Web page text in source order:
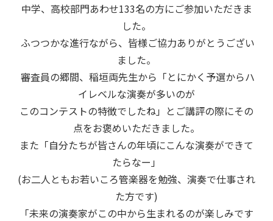
中学、高校部門あわせ133名の方にご参加いただきま
した。
ふつつかな進行ながら、皆様ご協力ありがとうござい
ました。
審査員の郷間、稲垣両先生から「とにかく予選からハ
イレベルな演奏が多いのが
このコンテストの特徴でしたね」とご講評の際にその
点をお褒めいただきました。
また「自分たちが皆さんの年頃にこんな演奏ができて
たらなー」
(お二人ともお若いころ管楽器を勉強、演奏で仕事され
た方です)
「未来の演奏家がこの中から生まれるのが楽しみです